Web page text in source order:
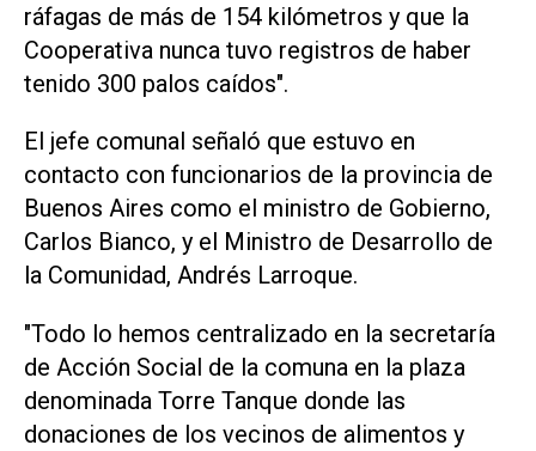
ráfagas de más de 154 kilómetros y que la
Cooperativa nunca tuvo registros de haber
tenido 300 palos caídos".
El jefe comunal señaló que estuvo en
contacto con funcionarios de la provincia de
Buenos Aires como el ministro de Gobierno,
Carlos Bianco, y el Ministro de Desarrollo de
la Comunidad, Andrés Larroque.
"Todo lo hemos centralizado en la secretaría
de Acción Social de la comuna en la plaza
denominada Torre Tanque donde las
donaciones de los vecinos de alimentos y